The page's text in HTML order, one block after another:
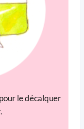
le décalquer